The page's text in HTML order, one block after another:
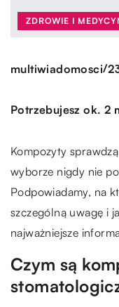
ZDROWIE I
multiwiadomosci/
Potrzebujesz ok. 2
Kompozyty
wyborze nigdy nie
Podpowiadamy, na
szczególną uwagę i
najważniejsze
Czym są